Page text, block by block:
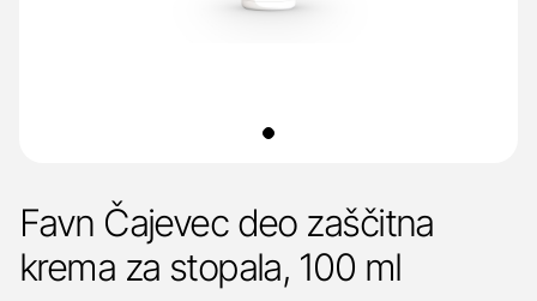
Favn Čajevec deo zaščitna
krema za stopala, 100 ml